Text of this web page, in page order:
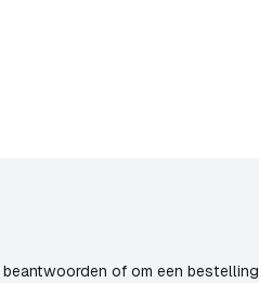
MJPEG
of om een bestelling